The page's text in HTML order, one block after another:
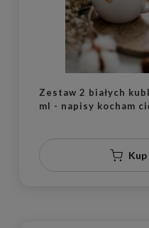
Zestaw 2 białych
ml - napisy kocham
Kup